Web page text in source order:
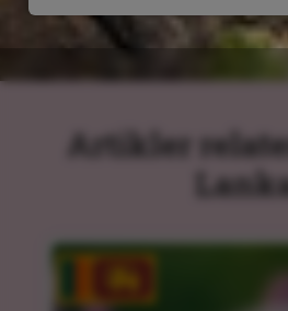
Artikler